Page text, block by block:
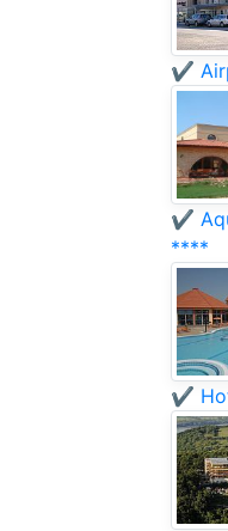
✔️
✔️
****
✔️